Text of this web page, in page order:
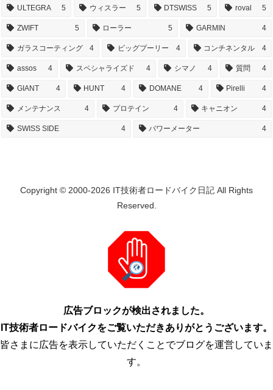
ULTEGRA 5 ウィスラー 5 DTSWISS 5 roval 5
ZWIFT 5 ローラー 5 GARMIN 4
ガラスコーティング 4 ビッグプーリー 4 コンチネンタル 4
assos 4 スペシャライズド 4 シマノ 4 質問 4
GIANT 4 HUNT 4 DOMANE 4 Pirelli 4
メンテナンス 4 プロテイン 4 キャニオン 4
SWISS SIDE 4 パワーメーター 4
Copyright © 2000-2026 IT技術者ロードバイク日記 All Rights
Reserved.
広告ブロックが検出されました。
IT技術者ロードバイクをご覧いただきありがとうございます。
皆さまに広告を表示していただくことでブログを運営していま
す。